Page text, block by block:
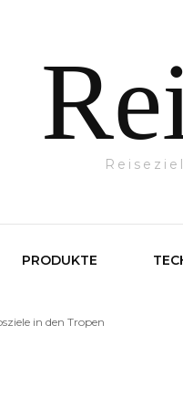
PRODUKTE
in den Tropen